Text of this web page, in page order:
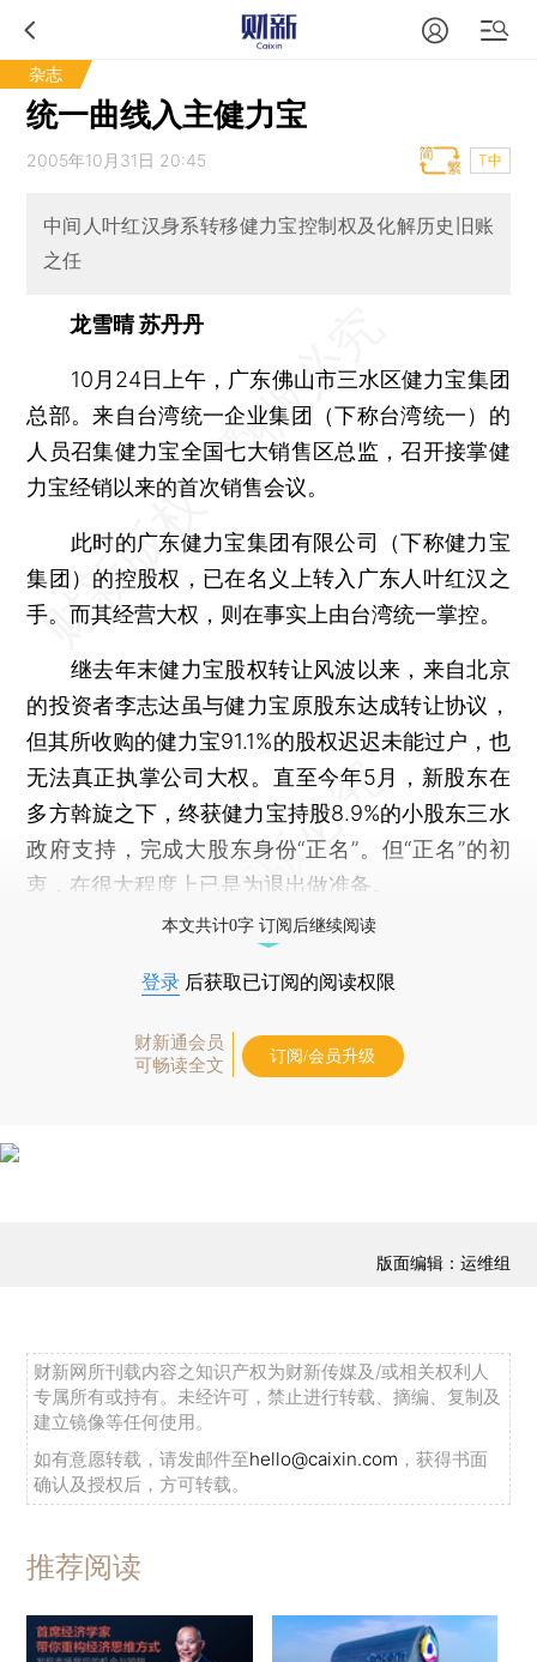
杂志
统一曲线入主健力宝
2005年10月31日 20:45 T中
中间人叶红汉身系转移健力宝控制权及化解历史旧账
之任
龙雪晴 苏丹丹
10月24日上午，广东佛山市三水区健力宝集团
总部。来自台湾统一企业集团（下称台湾统一）的
人员召集健力宝全国七大销售区总监，召开接掌健
力宝经销以来的首次销售会议。
此时的广东健力宝集团有限公司（下称健力宝
集团）的控股权，已在名义上转入广东人叶红汉之
手。而其经营大权，则在事实上由台湾统一掌控。
继去年末健力宝股权转让风波以来，来自北京
的投资者李志达虽与健力宝原股东达成转让协议，
但其所收购的健力宝91.1%的股权迟迟未能过户，也
无法真正执掌公司大权。直至今年5月，新股东在
多方斡旋之下，终获健力宝持股8.9%的小股东三水
政府支持，完成大股东身份“正名”。但“正名”的初
衷，在很大程度上已是为退出做准备。
本文共计0字 订阅后继续阅读
登录 后获取已订阅的阅读权限
财新通会员
可畅读全文
订阅/会员升级
版面编辑：运维组
财新网所刊载内容之知识产权为财新传媒及/或相关权利人
专属所有或持有。未经许可，禁止进行转载、摘编、复制及
建立镜像等任何使用。
如有意愿转载，请发邮件至hello@caixin.com ，获得书面
确认及授权后，方可转载。
推荐阅读